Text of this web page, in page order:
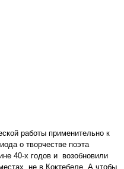
работы применительно к
о творчестве поэта
40-х годов и возобновили
не в Коктебеле. А чтобы